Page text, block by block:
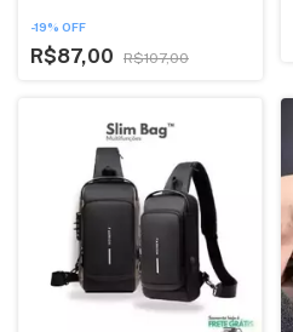
-19% OFF
R$87,00 R$107,00